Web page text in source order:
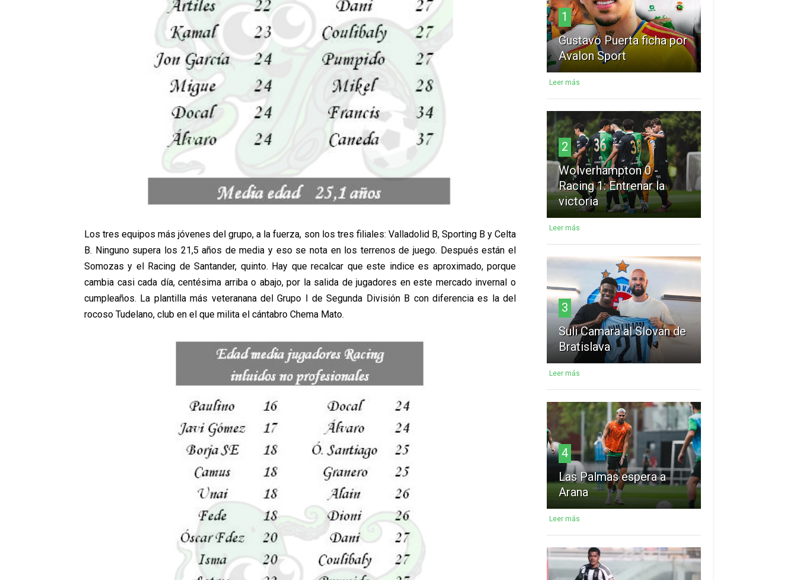
Los tres equipos más jóvenes del grupo, a la fuerza, son los tres filiales: Valladolid B, Sporting B y Celta
B. Ninguno supera los 21,5 años de media y eso se nota en los terrenos de juego. Después están el
Somozas y el Racing de Santander, quinto. Hay que recalcar que este indice es aproximado, porque
cambia casi cada día, centésima arriba o abajo, por la salida de jugadores en este mercado invernal o
cumpleaños. La plantilla más veteranana del Grupo I de Segunda División B con diferencia es la del
rocoso Tudelano, club en el que milita el cántabro Chema Mato.
1
Gustavo Puerta ficha por
Avalon Sport
Leer más
2
Wolverhampton 0 -
Racing 1: Entrenar la
victoria
Leer más
3
Suli Camara al Slovan de
Bratislava
Leer más
4
Las Palmas espera a
Arana
Leer más